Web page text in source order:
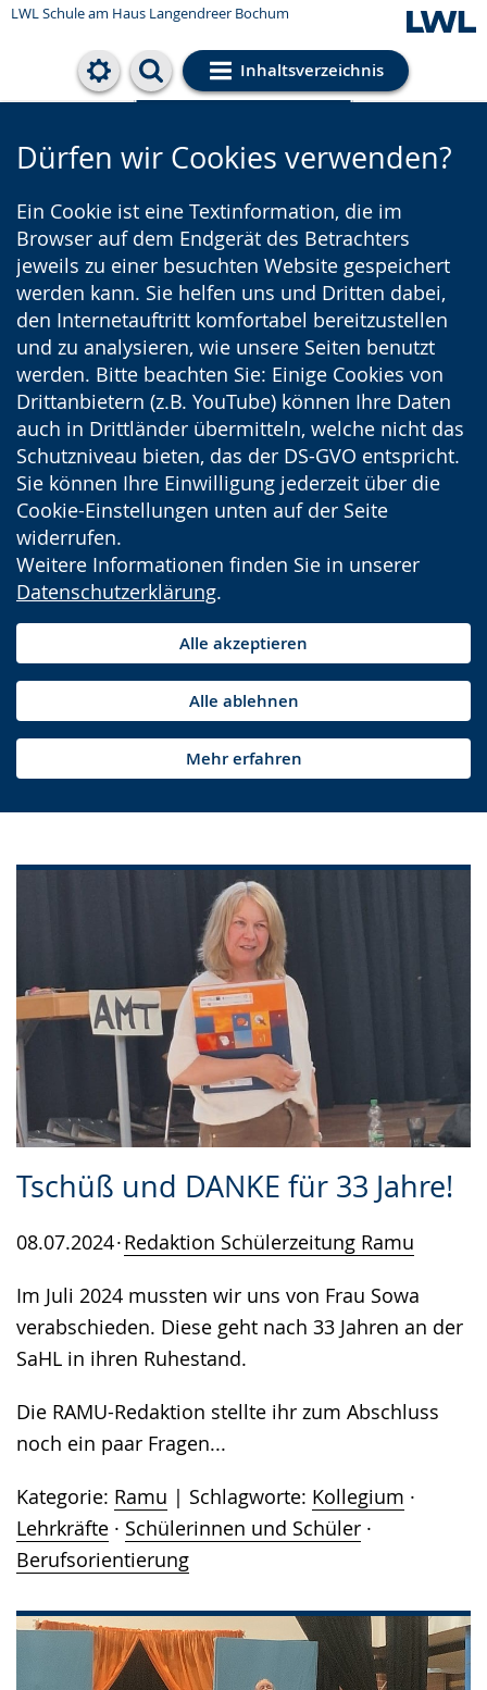
LWL Schule am Haus Langendreer Bochum
Inhaltsverzeichnis
Cookie-Einstellungen
Dürfen wir Cookies verwenden?
Ein Cookie ist eine Textinformation, die im
Browser auf dem Endgerät des Betrachters
jeweils zu einer besuchten Website gespeichert
werden kann. Sie helfen uns und Dritten dabei,
den Internetauftritt komfortabel bereitzustellen
und zu analysieren, wie unsere Seiten benutzt
werden. Bitte beachten Sie: Einige Cookies von
Drittanbietern (z.B. YouTube) können Ihre Daten
auch in Drittländer übermitteln, welche nicht das
Schutzniveau bieten, das der DS-GVO entspricht.
Sie können Ihre Einwilligung jederzeit über die
Cookie-Einstellungen unten auf der Seite
widerrufen.
Weitere Informationen finden Sie in unserer
Datenschutzerklärung.
Alle akzeptieren
Alle ablehnen
Mehr erfahren
Tschüß und DANKE für 33 Jahre!
08.07.2024 Redaktion Schülerzeitung Ramu
Im Juli 2024 mussten wir uns von Frau Sowa
verabschieden. Diese geht nach 33 Jahren an der
SaHL in ihren Ruhestand.
Die RAMU-Redaktion stellte ihr zum Abschluss
noch ein paar Fragen...
Kategorie: Ramu Schlagworte: Kollegium ·
Lehrkräfte · Schülerinnen und Schüler ·
Berufsorientierung